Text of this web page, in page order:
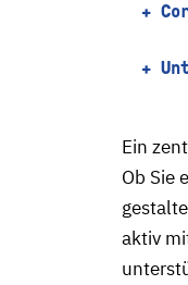
+
+
Ein
Ob Sie
aktiv